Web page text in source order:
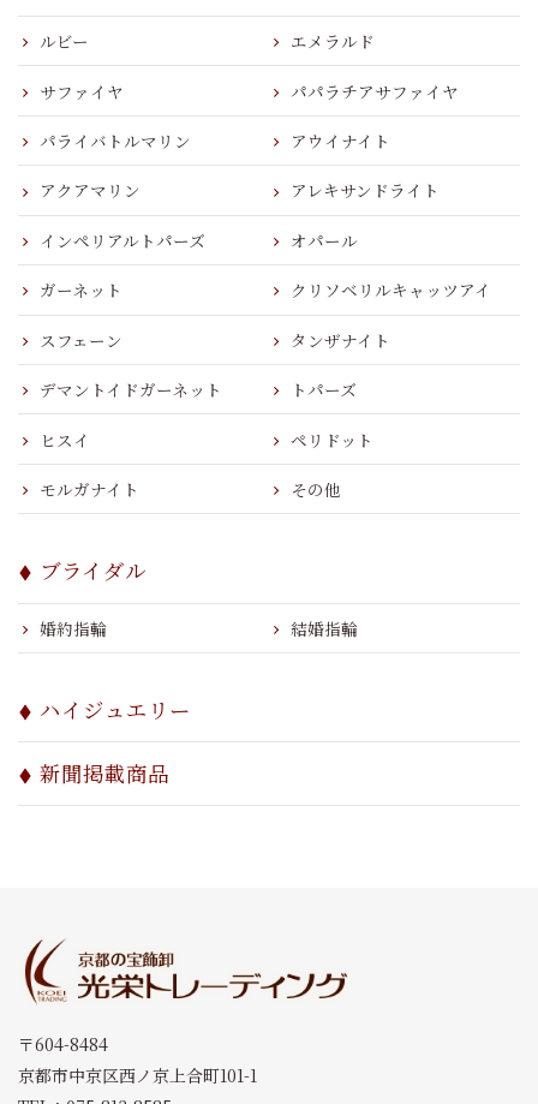
ルビー エメラルド
サファイヤ パパラチアサファイヤ
パライバトルマリン アウイナイト
アクアマリン アレキサンドライト
インペリアルトパーズ オパール
ガーネット クリソベリルキャッツアイ
スフェーン タンザナイト
デマントイドガーネット トパーズ
ヒスイ ペリドット
モルガナイト その他
ブライダル
婚約指輪 結婚指輪
ハイジュエリー
新聞掲載商品
〒604-8484
京都市中京区西ノ京上合町101-1